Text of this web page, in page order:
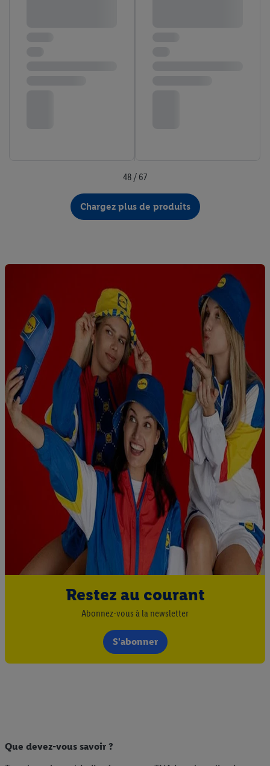
48 / 67
Chargez plus de produits
Restez au courant
Abonnez-vous à la newsletter
S'abonner
Que devez-vous savoir ?